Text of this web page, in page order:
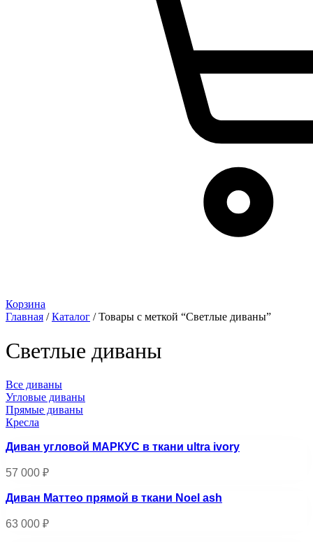
Корзина
Главная /Каталог / Товары с меткой “Светлые диваны”
Светлые диваны
Все диваны
Угловые диваны
Прямые диваны
Кресла
Диван угловой МАРКУС в ткани ultra ivory
57 000 ₽
Диван Маттео прямой в ткани Noel ash
63 000 ₽